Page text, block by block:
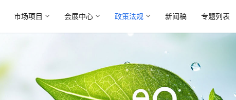
市场项目 会展中心 政策法规 新闻稿 专题列表